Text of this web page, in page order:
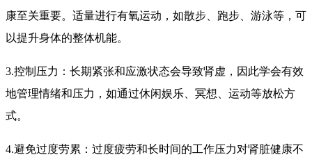
康至关重要。适量进行有氧运动，如散步、跑步、游泳等，可
以提升身体的整体机能。
3.控制压力：长期紧张和应激状态会导致肾虚，因此学会有效
地管理情绪和压力，如通过休闲娱乐、冥想、运动等放松方
式。
4.避免过度劳累：过度疲劳和长时间的工作压力对肾脏健康不